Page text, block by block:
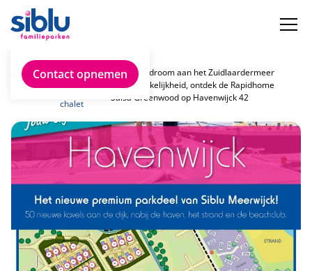
Contact opnemen
jouw
ideale
chalet
Uw chaletdroom aan het Zuidlaardermeer
wordt werkelijkheid, ontdek de Rapidhome
Salsa Greenwood op Havenwijck 42